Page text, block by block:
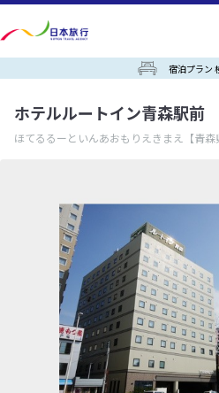
宿泊プラン
ホテルルートイン青森駅前
ほてるるーといんあおもりえきまえ 【青